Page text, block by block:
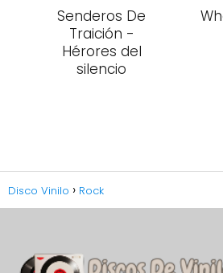
Senderos De
Traición -
Hérores del
silencio
Disco Vinilo Rock